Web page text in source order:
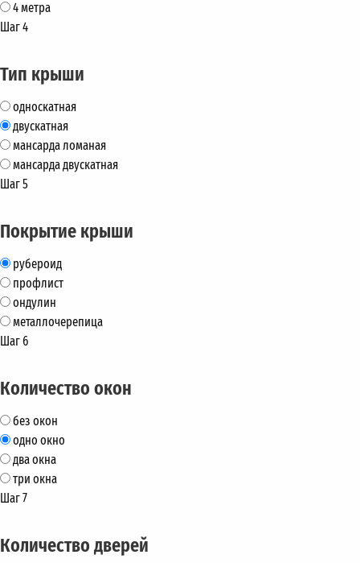
4 метра
Шаг 4
Тип крыши
односкатная
двускатная
мансарда ломаная
мансарда двускатная
Шаг 5
Покрытие крыши
рубероид
профлист
ондулин
металлочерепица
Шаг 6
Количество окон
без окон
одно окно
два окна
три окна
Шаг 7
Количество дверей